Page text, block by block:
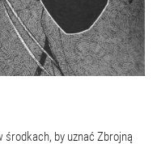
środkach, by uznać Zbrojną